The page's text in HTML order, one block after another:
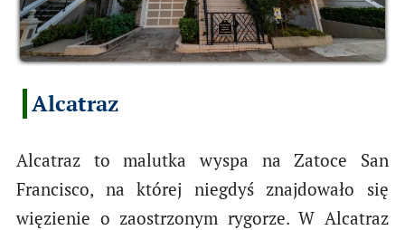
Alcatraz
Alcatraz to malutka wyspa na Zatoce San
Francisco, na której niegdyś znajdowało się
więzienie o zaostrzonym rygorze. W Alcatraz